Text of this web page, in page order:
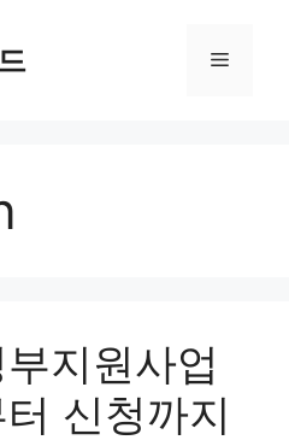
메
지원사업
신청까지